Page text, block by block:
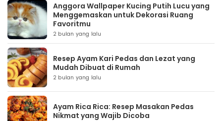
Anggora Wallpaper Kucing Putih Lucu yang
Menggemaskan untuk Dekorasi Ruang
Favoritmu
2 bulan yang lalu
Resep Ayam Kari Pedas dan Lezat yang
Mudah Dibuat di Rumah
2 bulan yang lalu
Ayam Rica Rica: Resep Masakan Pedas
Nikmat yang Wajib Dicoba